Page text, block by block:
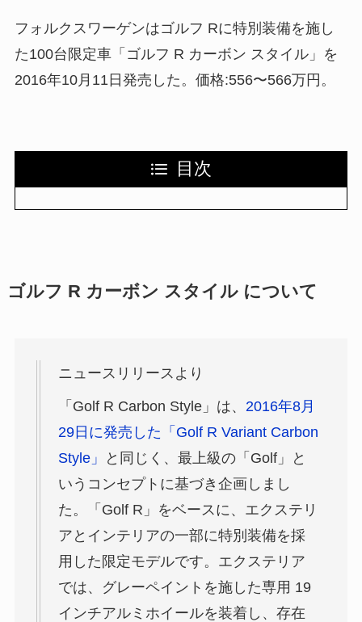
フォルクスワーゲンはゴルフ Rに特別装備を施し
た100台限定車「ゴルフ R カーボン スタイル」を
2016年10月11日発売した。価格:556〜566万円。
目次
ゴルフ R カーボン スタイル について
ニュースリリースより
「Golf R Carbon Style」は、 2016年8月
29日に発売した「Golf R Variant Carbon
Style」
と同じく、最上級の「Golf」と
いうコンセプトに基づき企画しまし
た。「Golf R」をベースに、エクステリ
アとインテリアの一部に特別装備を採
用した限定モデルです。エクステリア
では、グレーペイントを施した専用 19
インチアルミホイールを装着し、存在